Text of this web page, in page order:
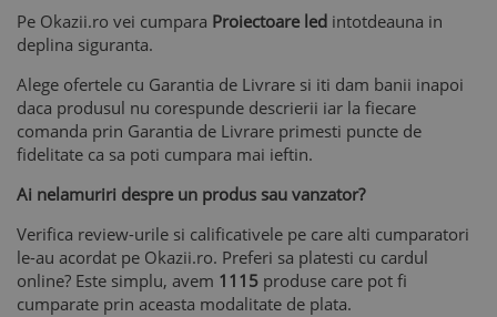
Pe Okazii.ro vei cumpara Proiectoare led intotdeauna in
deplina siguranta.
Alege ofertele cu Garantia de Livrare si iti dam banii inapoi
daca produsul nu corespunde descrierii iar la fiecare
comanda prin Garantia de Livrare primesti puncte de
fidelitate ca sa poti cumpara mai ieftin.
Ai nelamuriri despre un produs sau vanzator?
Verifica review-urile si calificativele pe care alti cumparatori
le-au acordat pe Okazii.ro. Preferi sa platesti cu cardul
online? Este simplu, avem 1115 produse care pot fi
cumparate prin aceasta modalitate de plata.